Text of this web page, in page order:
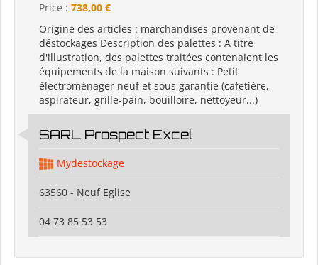
Price : 738,00 €
Origine des articles : marchandises provenant de
déstockages Description des palettes : A titre
d'illustration, des palettes traitées contenaient les
équipements de la maison suivants : Petit
électroménager neuf et sous garantie (cafetière,
aspirateur, grille-pain, bouilloire, nettoyeur...)
SARL Prospect Excel
Mydestockage
63560 - Neuf Eglise
04 73 85 53 53